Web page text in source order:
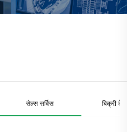
सेल्स सर्विस बिक्री के